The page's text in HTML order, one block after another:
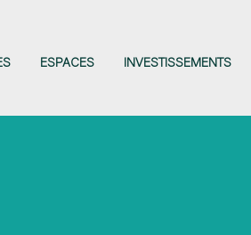
ESPACES INVESTISSEMENTS